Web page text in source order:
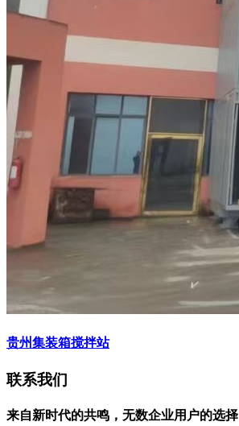
贵州集装箱搅拌站
联系我们
来自新时代的共鸣，无数企业用户的选择